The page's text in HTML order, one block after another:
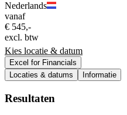
Nederlands
vanaf
€ 545,-
excl. btw
Kies locatie & datum
Excel for Financials
Locaties & datums
Informatie
Resultaten